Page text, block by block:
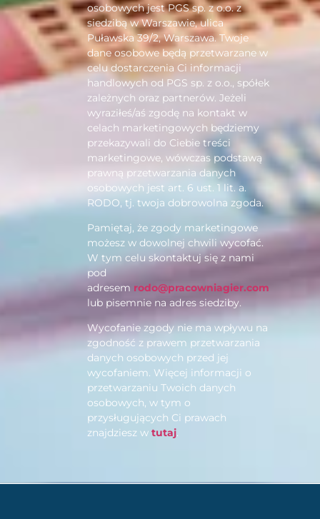
osobowych jest PGS sp. z o.o. z
siedzibą w Warszawie, ulica
Puławska 39/2, Warszawa. Twoje
dane osobowe będą przetwarzane w
celu dostarczenia Ci informacji
handlowych od PGS sp. z o.o., spółek
zależnych oraz partnerów. Jeżeli
wyraziłeś/aś zgodę na kontakt w
celach marketingowych będziemy
przekazywali do Ciebie treści
marketingowe, wówczas podstawą
prawną przetwarzania danych
osobowych jest art. 6 ust. 1 lit. a.
RODO, tj. twoja dobrowolna zgoda.
Pamiętaj, że zgody marketingowe
możesz w dowolnej chwili wycofać.
W tym celu skontaktuj się z nami
pod
adresem rodo@pracowniagier.com
lub pisemnie na adres siedziby.
Wycofanie zgody nie ma wpływu na
zgodność z prawem przetwarzania
danych osobowych przed jej
wycofaniem. Więcej informacji o
przetwarzaniu Twoich danych
osobowych, w tym o
przysługujących Ci prawach
znajdziesz w tutaj.